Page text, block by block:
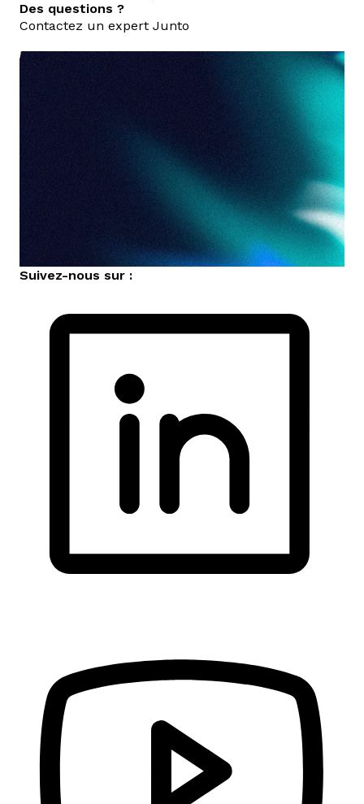
Des questions ?
Contactez un expert Junto
Suivez-nous sur :